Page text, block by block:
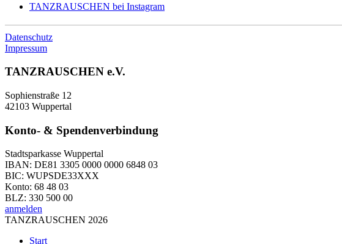
TANZRAUSCHEN bei Instagram
Datenschutz
Impressum
TANZRAUSCHEN e.V.
Sophienstraße 12
42103 Wuppertal
Konto- & Spendenverbindung
Stadtsparkasse Wuppertal
IBAN: DE81 3305 0000 0000 6848 03
BIC: WUPSDE33XXX
Konto: 68 48 03
BLZ: 330 500 00
anmelden
TANZRAUSCHEN 2026
Start